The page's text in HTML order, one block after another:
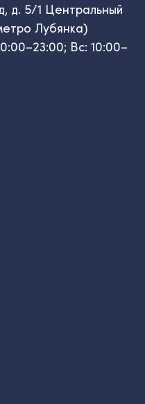
д. 5/1 Центральный
Лубянка)
Вс: 10:00–